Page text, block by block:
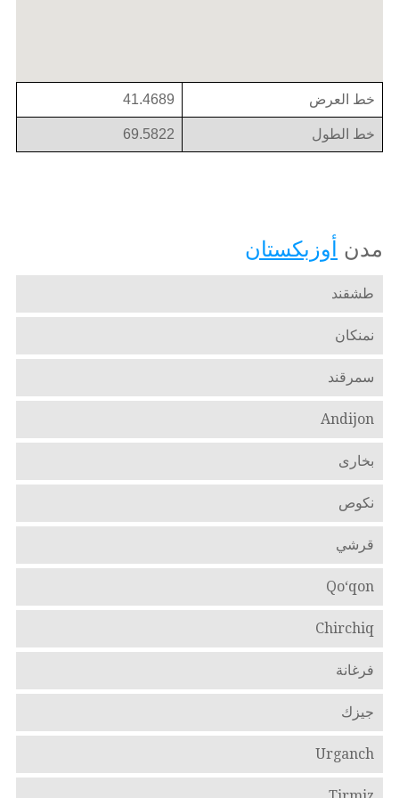
خط العرض 41.4689
خط الطول 69.5822
مدن أوزبكستان
طشقند
نمنكان
سمرقند
Andijon
بخارى
نكوص
قرشي
Qo‘qon
Chirchiq
فرغانة
جيزك
Urganch